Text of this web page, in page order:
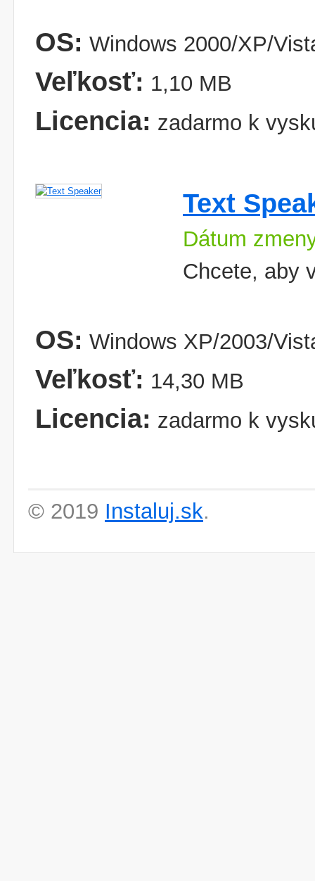
OS: Windows 2000/XP/
Veľkosť: 1,10 MB
Licencia: zadarmo k
Text
Dátum
Chcete, aby
OS: Windows XP/2003/
Veľkosť: 14,30 MB
Licencia: zadarmo k
© 2019 Instaluj.sk.